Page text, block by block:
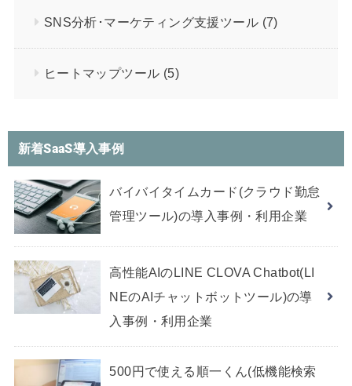
SNS分析･マーケティング支援ツール (7)
ヒートマップツール (5)
新着SaaS導入事例
バイバイタイムカード(クラウド勤怠
管理ツール)の導入事例・利用企業
高性能AIのLINE CLOVA Chatbot(LI
NEのAIチャットボットツール)の導
入事例・利用企業
500円で使える順一くん(低機能検索